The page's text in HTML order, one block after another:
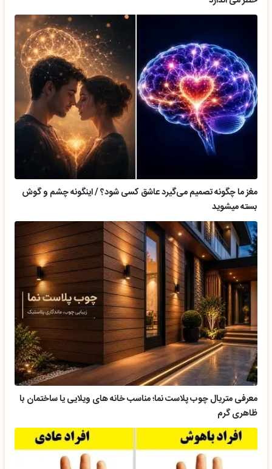
مغز ما چگونه تصمیم می‌گیرد عاشق کسی شود؟ / اینگونه چشم و گوش
بسته میشوید
معرفی متریال چوب پلاست نما؛ مناسب خانه های ویلایی یا ساختمان با
ظاهری گرم